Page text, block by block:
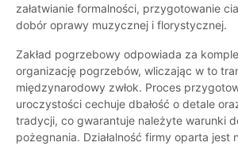
załatwianie formalności, przygotowanie
dobór oprawy muzycznej i florystycznej.
Zakład pogrzebowy odpowiada za
organizację pogrzebów, wliczając w to
międzynarodowy zwłok. Proces
uroczystości cechuje dbałość o detale
tradycji, co gwarantuje należyte warunki
pożegnania. Działalność firmy oparta jest